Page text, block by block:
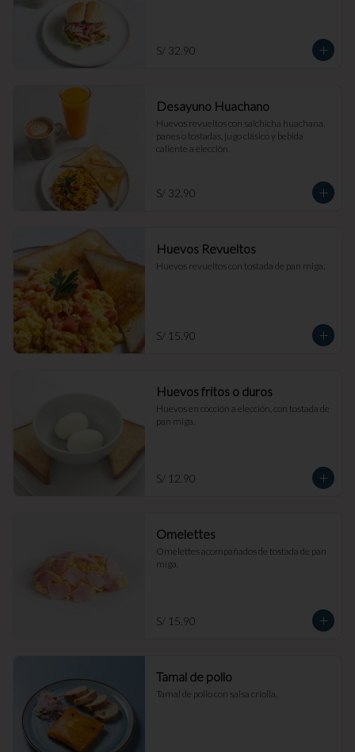
S/ 32.90
Desayuno Huachano
Huevos revueltos con salchicha huachana,
panes o tostadas, jugo clásico y bebida
caliente a elección.
S/ 32.90
Huevos Revueltos
Huevos revueltos con tostada de pan miga.
S/ 15.90
Huevos fritos o duros
Huevos en cocción a elección, con tostada de
pan miga.
S/ 12.90
Omelettes
Omelettes acompañados de tostada de pan
miga.
S/ 15.90
Tamal de pollo
Tamal de pollo con salsa criolla.